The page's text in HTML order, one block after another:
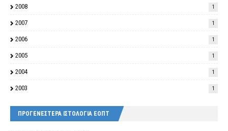
2008 1
2007 1
2006 1
2005 1
2004 1
2003 1
ΠΡΟΓΕΝΕΣΤΕΡΑ ΙΣΤΟΛΟΓΙΑ ΕΟΠΤ